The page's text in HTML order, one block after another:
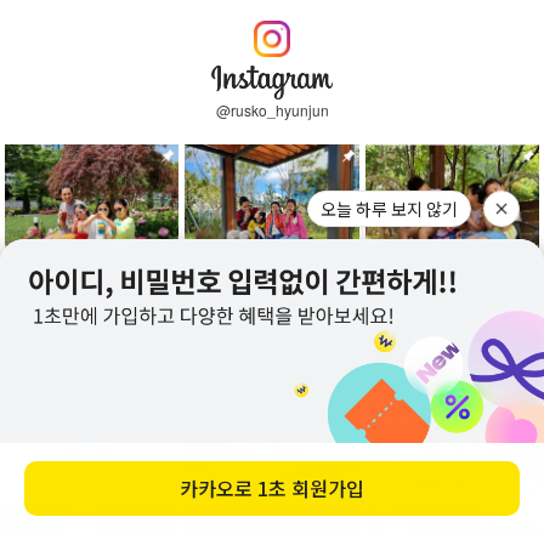
@rusko_hyunjun
오늘 하루 보지 않기
카카오로 1초 회원가입